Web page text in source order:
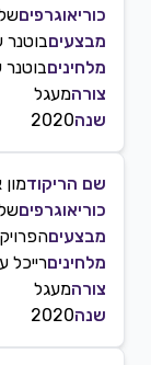
כוריאוגרפים
מבצעיםבוטנר
מלחיניםבוטנר
צורהמעגל
שנה2020
שם הריקוד
כוריאוגרפים
מבצעים
מלחיניםרייכל
צורהמעגל
שנה2020